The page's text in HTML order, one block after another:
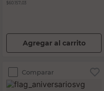
$60.157,03
Agregar al carrito
Comparar